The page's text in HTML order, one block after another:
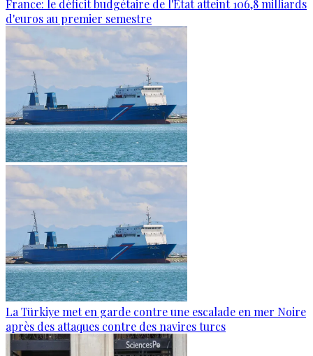
France: le déficit budgétaire de l'État atteint 106,8 milliards
d'euros au premier semestre
La Türkiye met en garde contre une escalade en mer Noire
après des attaques contre des navires turcs